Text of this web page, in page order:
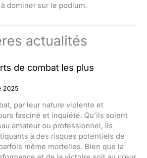
dominer sur le podium.
actualités
de combat les plus
2025
par leur nature violente et
fasciné et inquiété. Qu’ils soient
amateur ou professionnel, ils
à des risques potentiels de
même mortelles. Bien que la